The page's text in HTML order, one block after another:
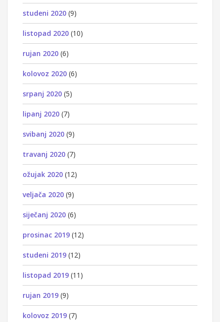
studeni 2020 (9)
listopad 2020 (10)
rujan 2020 (6)
kolovoz 2020 (6)
srpanj 2020 (5)
lipanj 2020 (7)
svibanj 2020 (9)
travanj 2020 (7)
ožujak 2020 (12)
veljača 2020 (9)
siječanj 2020 (6)
prosinac 2019 (12)
studeni 2019 (12)
listopad 2019 (11)
rujan 2019 (9)
kolovoz 2019 (7)